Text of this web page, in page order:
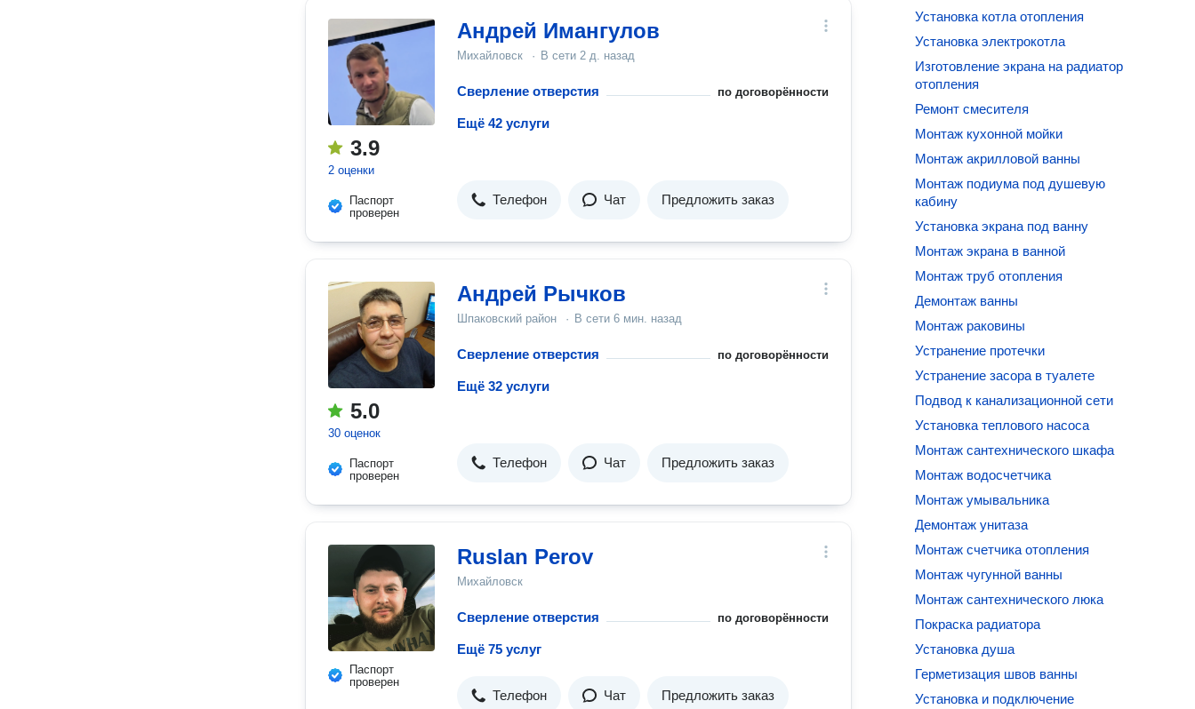
3.9
2 оценки
Паспорт
проверен
Андрей Имангулов
Михайловск · В сети 2 д. назад
Сверление отверстия по договорённости
Ещё 42 услуги
Телефон Чат Предложить заказ
5.0
30 оценок
Паспорт
проверен
Андрей Рычков
Шпаковский район · В сети 6 мин. назад
Сверление отверстия по договорённости
Ещё 32 услуги
Телефон Чат Предложить заказ
Паспорт
проверен
Ruslan Perov
Михайловск
Сверление отверстия по договорённости
Ещё 75 услуг
Телефон Чат Предложить заказ
Установка котла отопления
Установка электрокотла
Изготовление экрана на радиатор
отопления
Ремонт смесителя
Монтаж кухонной мойки
Монтаж акрилловой ванны
Монтаж подиума под душевую
кабину
Установка экрана под ванну
Монтаж экрана в ванной
Монтаж труб отопления
Демонтаж ванны
Монтаж раковины
Устранение протечки
Устранение засора в туалете
Подвод к канализационной сети
Установка теплового насоса
Монтаж сантехнического шкафа
Монтаж водосчетчика
Монтаж умывальника
Демонтаж унитаза
Монтаж счетчика отопления
Монтаж чугунной ванны
Монтаж сантехнического люка
Покраска радиатора
Установка душа
Герметизация швов ванны
Установка и подключение